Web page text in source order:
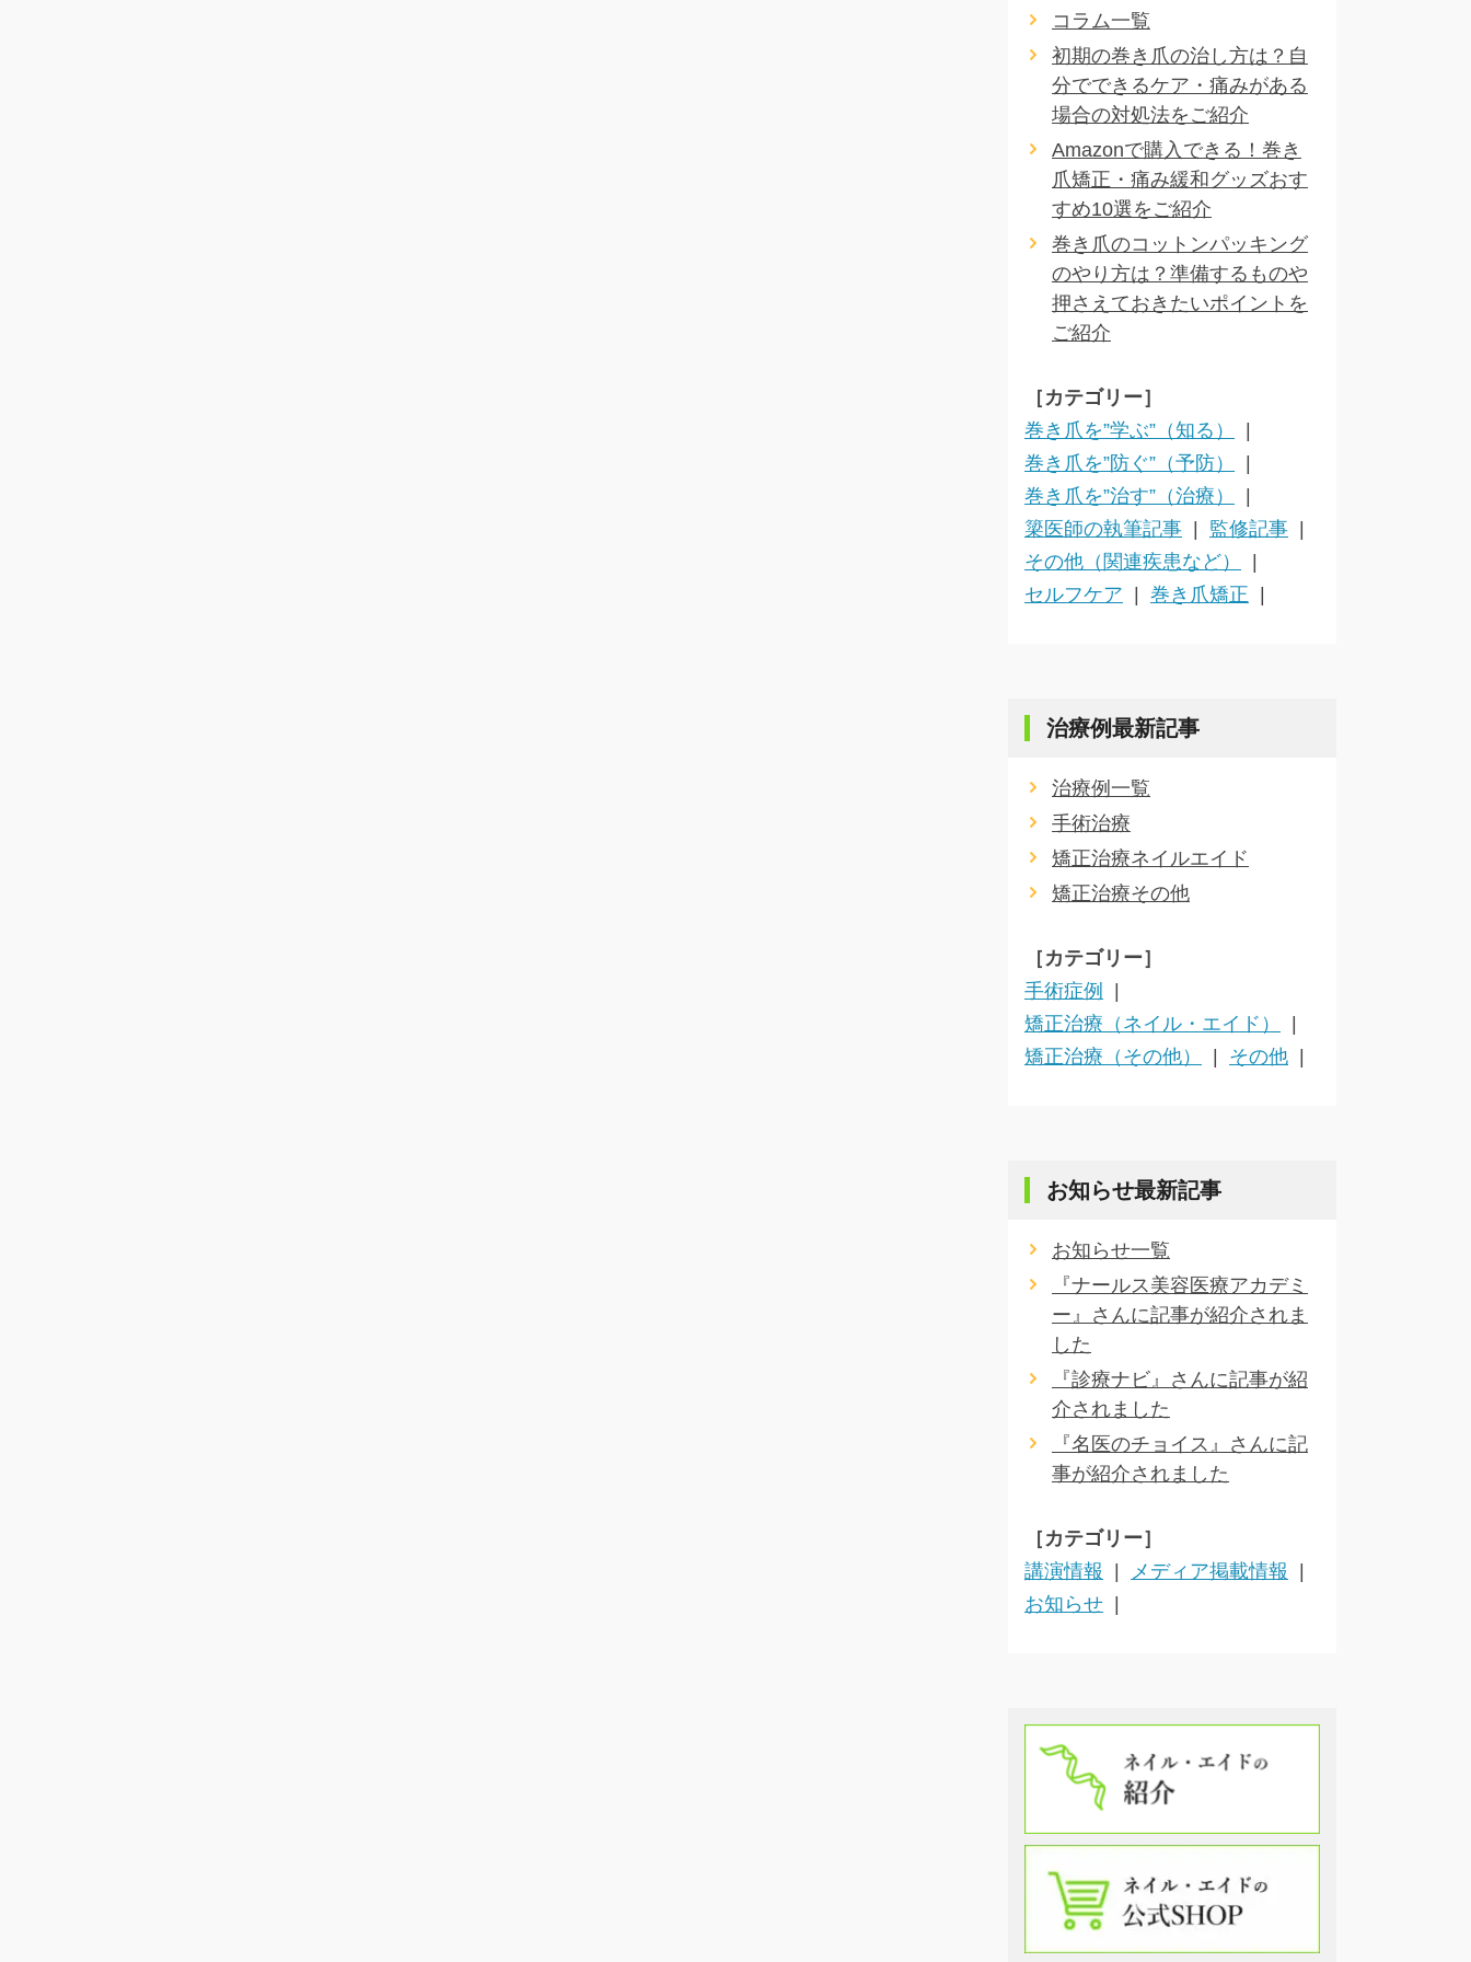
コラム一覧
初期の巻き爪の治し方は？自
分でできるケア・痛みがある
場合の対処法をご紹介
Amazonで購入できる！巻き
爪矯正・痛み緩和グッズおす
すめ10選をご紹介
巻き爪のコットンパッキング
のやり方は？準備するものや
押さえておきたいポイントを
ご紹介
［カテゴリー］
巻き爪を”学ぶ”（知る）
巻き爪を”防ぐ”（予防）
巻き爪を”治す”（治療）
簗医師の執筆記事
監修記事
その他（関連疾患など）
セルフケア
巻き爪矯正
治療例最新記事
治療例一覧
手術治療
矯正治療ネイルエイド
矯正治療その他
［カテゴリー］
手術症例
矯正治療（ネイル・エイド）
矯正治療（その他）
その他
お知らせ最新記事
お知らせ一覧
『ナールス美容医療アカデミ
ー』さんに記事が紹介されま
した
『診療ナビ』さんに記事が紹
介されました
『名医のチョイス』さんに記
事が紹介されました
［カテゴリー］
講演情報
メディア掲載情報
お知らせ